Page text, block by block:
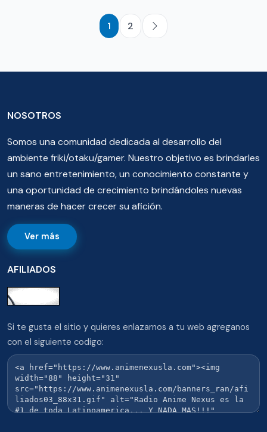
1 2
NOSOTROS
Somos una comunidad dedicada al desarrollo del
ambiente friki/otaku/gamer. Nuestro objetivo es brindarles
un sano entretenimiento, un conocimiento constante y
una oportunidad de crecimiento brindándoles nuevas
maneras de hacer crecer su afición.
Ver más
AFILIADOS
Si te gusta el sitio y quieres enlazarnos a tu web agreganos
con el siguiente codigo: